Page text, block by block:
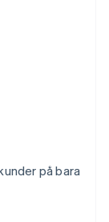
på bara